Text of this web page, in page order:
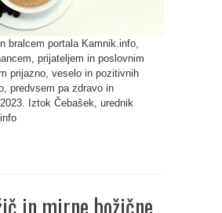
bralcem portala Kamnik.info,
prijateljem in poslovnim
prijazno, veselo in pozitivnih
predvsem pa zdravo in
Iztok Čebašek, urednik
in mirne božične